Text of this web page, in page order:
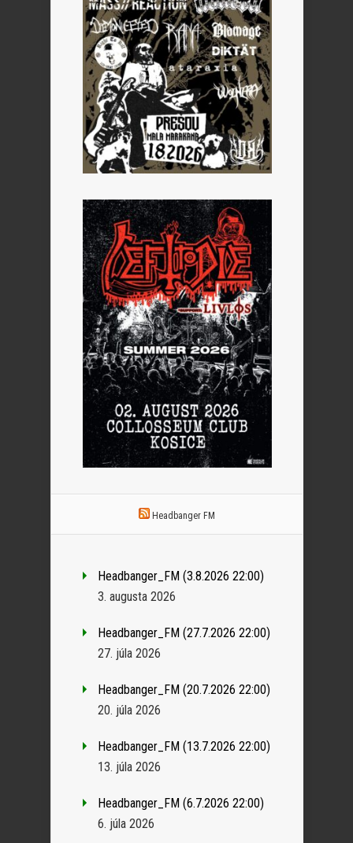
Headbanger FM
Headbanger_FM (3.8.2026 22:00)
3. augusta 2026
Headbanger_FM (27.7.2026 22:00)
27. júla 2026
Headbanger_FM (20.7.2026 22:00)
20. júla 2026
Headbanger_FM (13.7.2026 22:00)
13. júla 2026
Headbanger_FM (6.7.2026 22:00)
6. júla 2026